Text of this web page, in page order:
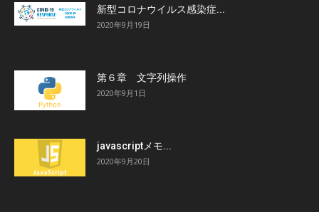
新型コロナウイルス感染症...
2020年9月19日
第６章 文字列操作
2020年9月1日
javascriptメモ...
2020年9月20日